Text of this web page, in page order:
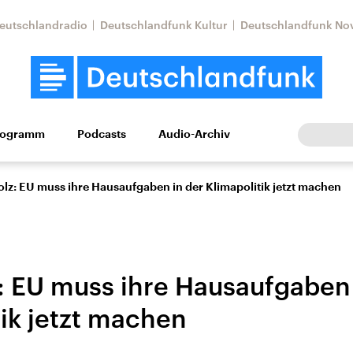
Deutschlandfunk Kultur Deutschlandfunk
Wissen Kultur Europa
Nahostkonflikt
Podcasts Audio-Archiv
EU muss ihre Hausaufgaben in der Klimapolitik jetzt machen
EU muss ihre
jetzt machen